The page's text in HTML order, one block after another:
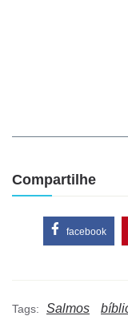
Compartilhe
facebook
Tags: Salmos